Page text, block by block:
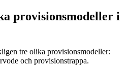
provisionsmodeller i
tre olika provisionsmodeller:
och provisionstrappa.